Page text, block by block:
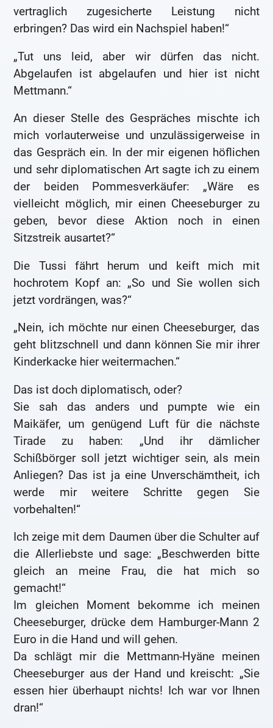
vertraglich zugesicherte Leistung nicht
erbringen? Das wird ein Nachspiel haben!“
„Tut uns leid, aber wir dürfen das nicht.
Abgelaufen ist abgelaufen und hier ist nicht
Mettmann.“
An dieser Stelle des Gespräches mischte ich
mich vorlauterweise und unzulässigerweise in
das Gespräch ein. In der mir eigenen höflichen
und sehr diplomatischen Art sagte ich zu einem
der beiden Pommesverkäufer: „Wäre es
vielleicht möglich, mir einen Cheeseburger zu
geben, bevor diese Aktion noch in einen
Sitzstreik ausartet?“
Die Tussi fährt herum und keift mich mit
hochrotem Kopf an: „So und Sie wollen sich
jetzt vordrängen, was?“
„Nein, ich möchte nur einen Cheeseburger, das
geht blitzschnell und dann können Sie mir ihrer
Kinderkacke hier weitermachen.“
Das ist doch diplomatisch, oder?
Sie sah das anders und pumpte wie ein
Maikäfer, um genügend Luft für die nächste
Tirade zu haben: „Und ihr dämlicher
Schißbörger soll jetzt wichtiger sein, als mein
Anliegen? Das ist ja eine Unverschämtheit, ich
werde mir weitere Schritte gegen Sie
vorbehalten!“
Ich zeige mit dem Daumen über die Schulter auf
die Allerliebste und sage: „Beschwerden bitte
gleich an meine Frau, die hat mich so
gemacht!“
Im gleichen Moment bekomme ich meinen
Cheeseburger, drücke dem Hamburger-Mann 2
Euro in die Hand und will gehen.
Da schlägt mir die Mettmann-Hyäne meinen
Cheeseburger aus der Hand und kreischt: „Sie
essen hier überhaupt nichts! Ich war vor Ihnen
dran!“